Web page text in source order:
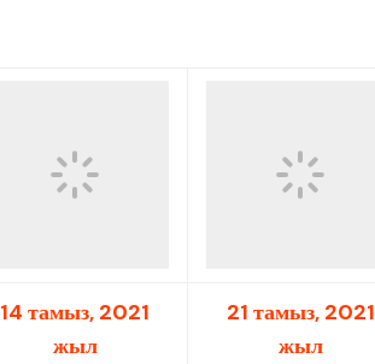
14 тамыз, 2021
жыл
21 тамыз, 2021
жыл